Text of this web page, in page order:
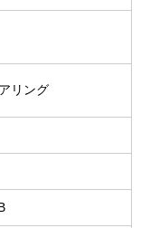
リング